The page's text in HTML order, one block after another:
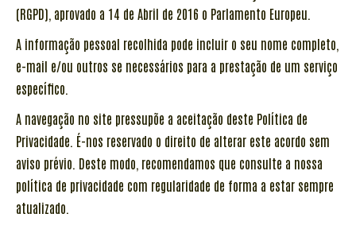
(RGPD), aprovado a 14 de Abril de 2016 o Parlamento Europeu.
A informação pessoal recolhida pode incluir o seu nome completo,
e-mail e/ou outros se necessários para a prestação de um serviço
específico.
A navegação no site pressupõe a aceitação deste Política de
Privacidade. É-nos reservado o direito de alterar este acordo sem
aviso prévio. Deste modo, recomendamos que consulte a nossa
política de privacidade com regularidade de forma a estar sempre
atualizado.